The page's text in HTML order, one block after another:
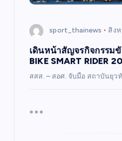
sport_thainews สิง
เดินหน้าสัญจรกิจกรรม
BIKE SMART RIDER
สสส. – สอศ. จับมือ สถาบันยุว